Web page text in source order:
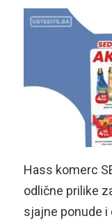
Hass komerc
odlične prilike
sjajne ponude